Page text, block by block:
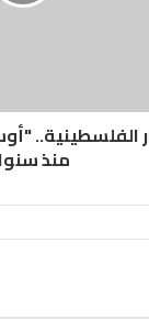
الفلسطينية..
منذ